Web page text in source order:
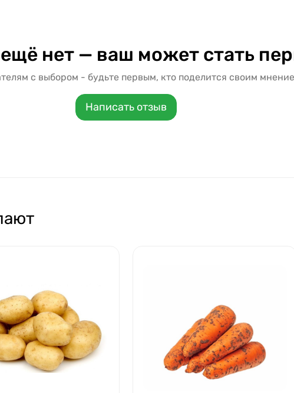
нет — ваш может стать
с выбором - будьте первым, кто поделится своим
Написать отзыв